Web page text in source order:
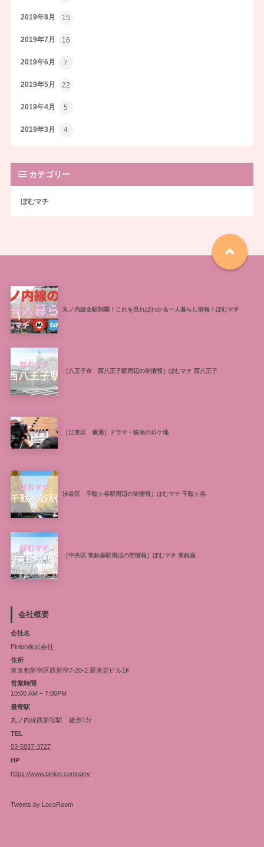
2019年8月 15
2019年7月 16
2019年6月 7
2019年5月 22
2019年4月 5
2019年3月 4
カテゴリー
ぽむマチ
丸ノ内線全駅制覇！これを見ればわかる一人暮らし情報！ぽむマチ
［八王子市 西八王子駅周辺の街情報］ぽむマチ 西八王子
［江東区 豊洲］ドラマ・映画のロケ地
渋谷区 千駄ヶ谷駅周辺の街情報］ぽむマチ 千駄ヶ谷
［中央区 東銀座駅周辺の街情報］ぽむマチ 東銀座
会社概要
会社名
Pinion株式会社
住所
東京都新宿区西新宿7-20-2 愛美堂ビル1F
営業時間
10:00 AM – 7:00PM
最寄駅
丸ノ内線西新宿駅 徒歩1分
TEL
03-5937-3727
HP
https://www.pinion.company
Tweets by LocoRoom